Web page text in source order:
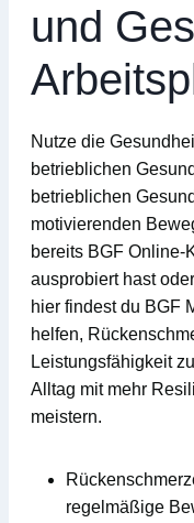
und
Nutze die
betrieblichen
betrieblichen
motivierenden
bereits BGF Online-
ausprobiert hast oder
hier findest du BGF
helfen,
Leistungsfähigkeit
Alltag mit mehr
meistern.
regelmäßige